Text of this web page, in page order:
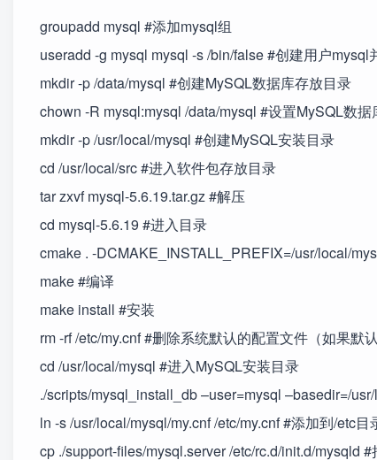
groupadd mysql #添加mysql组
useradd -g mysql mysql -s /bin/false #创建用户
mkdir -p /data/mysql #创建MySQL数据库存放目录
chown -R mysql:mysql /data/mysql #设置MySQL数
mkdir -p /usr/local/mysql #创建MySQL安装目录
cd /usr/local/src #进入软件包存放目录
tar zxvf mysql-5.6.19.tar.gz #解压
cd mysql-5.6.19 #进入目录
cmake . -DCMAKE_INSTALL_PREFIX=/usr/local/
make #编译
make install #安装
rm -rf /etc/my.cnf #删除系统默认的配置文件（如果默
cd /usr/local/mysql #进入MySQL安装目录
./scripts/mysql_install_db –user=mysql –basedir=/
ln -s /usr/local/mysql/my.cnf /etc/my.cnf #添加到/etc目
cp ./support-files/mysql.server /etc/rc.d/init.d/mysqld